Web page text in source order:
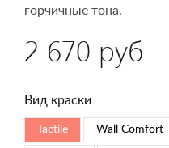
горчичные тона.
2 670 руб
Вид краски
Tactile Wall Comfort